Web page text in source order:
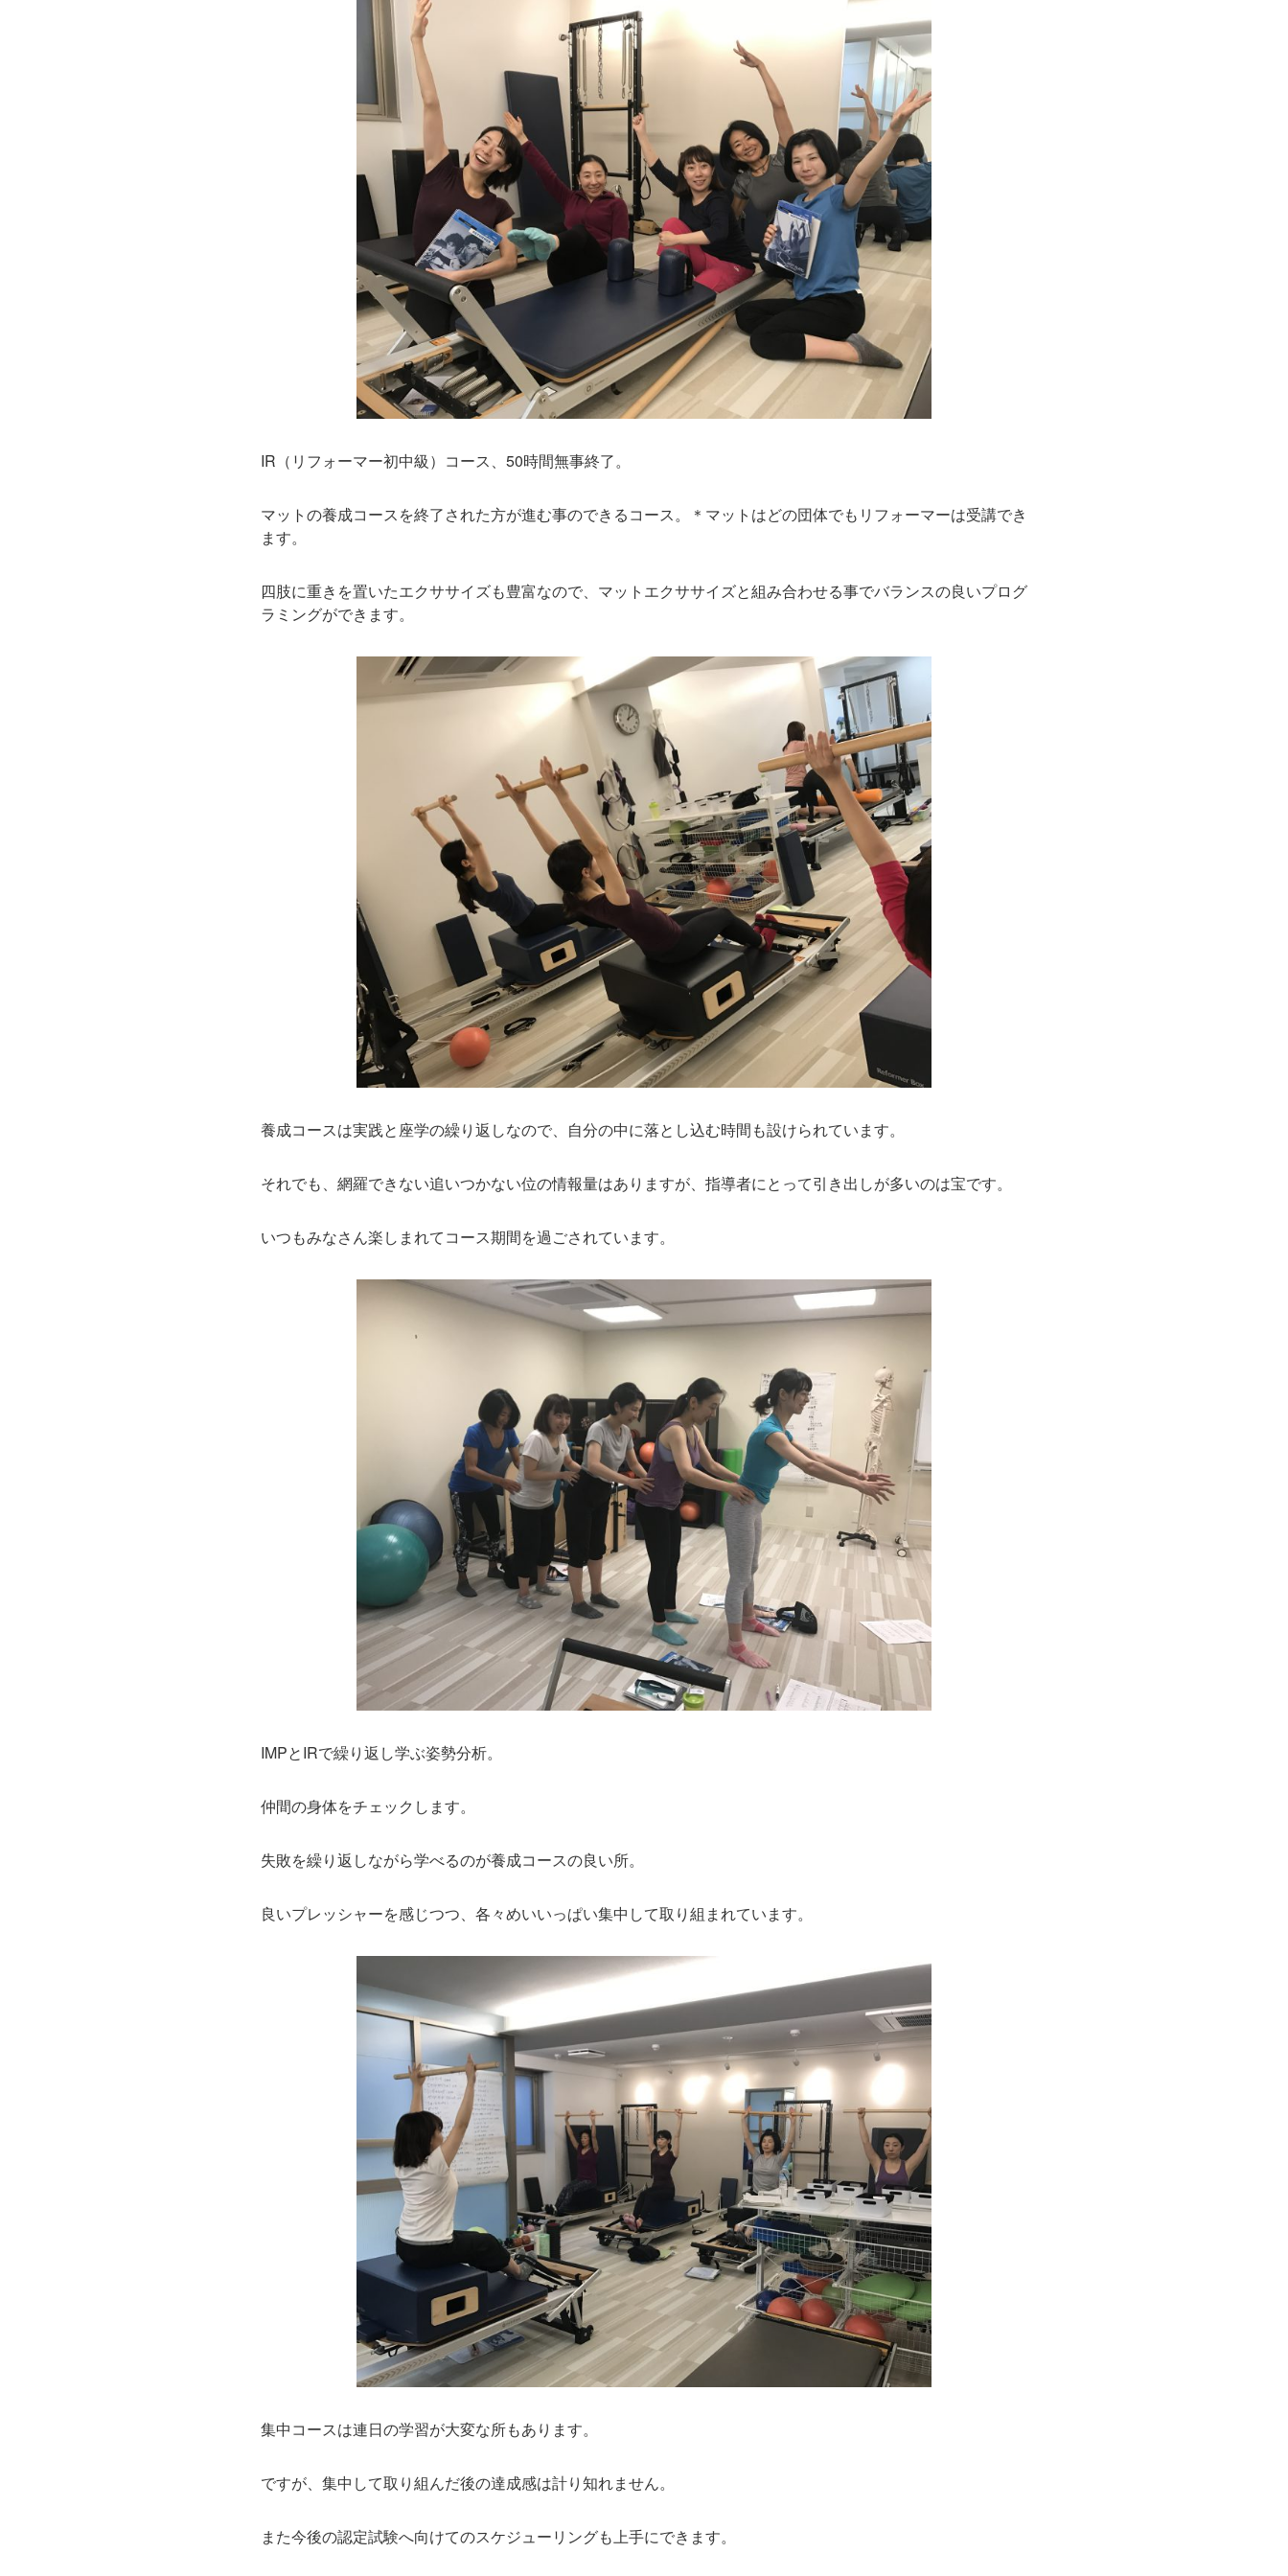
IR（リフォーマー初中級）コース、50時間無事終了。
マットの養成コースを終了された方が進む事のできるコース。＊マットはどの団体でもリフォーマーは受講でき
ます。
四肢に重きを置いたエクササイズも豊富なので、マットエクササイズと組み合わせる事でバランスの良いプログ
ラミングができます。
養成コースは実践と座学の繰り返しなので、自分の中に落とし込む時間も設けられています。
それでも、網羅できない追いつかない位の情報量はありますが、指導者にとって引き出しが多いのは宝です。
いつもみなさん楽しまれてコース期間を過ごされています。
IMPとIRで繰り返し学ぶ姿勢分析。
仲間の身体をチェックします。
失敗を繰り返しながら学べるのが養成コースの良い所。
良いプレッシャーを感じつつ、各々めいいっぱい集中して取り組まれています。
集中コースは連日の学習が大変な所もあります。
ですが、集中して取り組んだ後の達成感は計り知れません。
また今後の認定試験へ向けてのスケジューリングも上手にできます。